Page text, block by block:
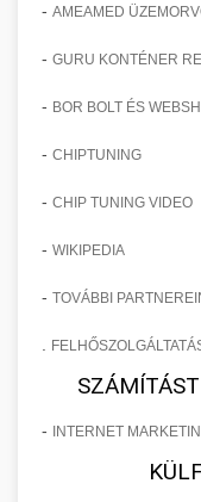
- AMEAMED
- GURU KONTÉNER
- BOR BOLT ÉS
- CHIPTUNING
- CHIP TUNING VIDEO
- WIKIPEDIA
- TOVÁBBI
- INTERNET